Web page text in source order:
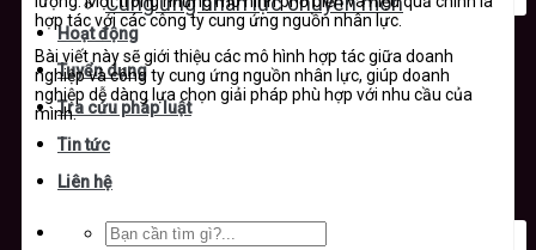
Hoạt động
Tuyển dụng
Tra cứu pháp luật
Tin tức
Liên hệ
hợp tác với các công ty cung ứng nguồn nhân lực.
Bài viết này sẽ giới thiệu các mô hình hợp tác giữa doanh
nghiệp và công ty cung ứng nguồn nhân lực, giúp doanh
nghiệp dễ dàng lựa chọn giải pháp phù hợp với nhu cầu của
mình.